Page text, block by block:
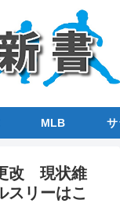
MLB サ
改 現状維
スリーはこ